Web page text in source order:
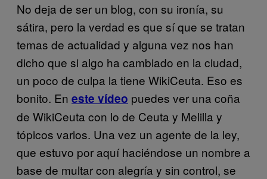
No deja de ser un blog, con su ironía, su
sátira, pero la verdad es que sí que se tratan
temas de actualidad y alguna vez nos han
dicho que si algo ha cambiado en la ciudad,
un poco de culpa la tiene WikiCeuta. Eso es
bonito. En este vídeo puedes ver una coña
de WikiCeuta con lo de Ceuta y Melilla y
tópicos varios. Una vez un agente de la ley,
que estuvo por aquí haciéndose un nombre a
base de multar con alegría y sin control, se